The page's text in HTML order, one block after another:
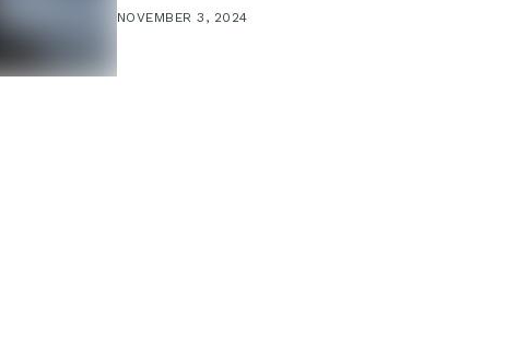
NOVEMBER 3, 2024